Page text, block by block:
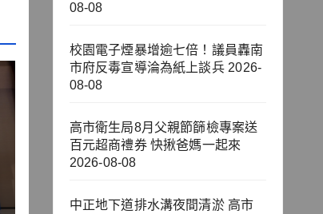
08-08
校園電子煙暴增逾七倍！議員轟南
市府反毒宣導淪為紙上談兵 2026-
08-08
高市衛生局8月父親節篩檢專案送
百元超商禮券 快揪爸媽一起來
2026-08-08
中正地下道排水溝夜間清淤 高市